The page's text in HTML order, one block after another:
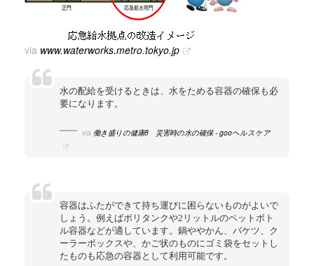
via www.waterworks.metro.tokyo.jp
水の配給を受けるときは、水をためる容器の確保も必
要になります。
via 働き盛りの健康8 災害時の水の確保 - gooヘルスケア
容器はふたができて持ち運びに困らないものがよいで
しょう。例えばポリタンクや2リットルのペットボト
ル容器などが適しています。鍋ややかん、バケツ、ク
ーラーボックスや、かご状のものにゴミ袋をセットし
たものも応急の容器として利用可能です。